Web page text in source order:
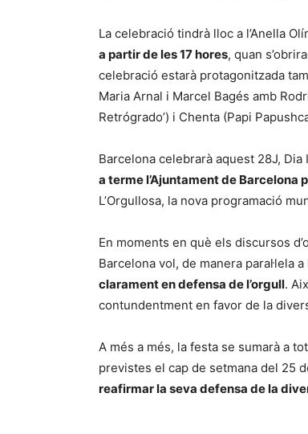
La celebració tindrà lloc a l’Anella
a partir de les 17 hores, quan
celebració estarà protagonitzada
Maria Arnal i Marcel Bagés amb
Retrógrado’) i Chenta (Papi
Barcelona celebrarà aquest 28J, Dia
a terme l’Ajuntament de Barcelona
L’Orgullosa, la nova programació
En moments en què els discursos
Barcelona vol, de manera paral·lela
clarament en defensa de l’orgull.
contundentment en favor de la
A més a més, la festa se sumarà a
previstes el cap de setmana del 25
reafirmar la seva defensa de la